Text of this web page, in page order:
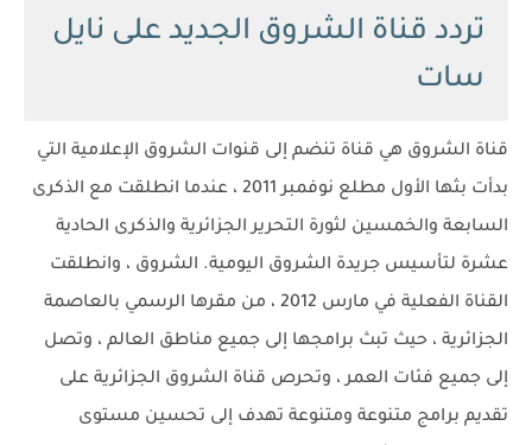
تردد قناة الشروق الجديد على نايل
سات
قناة الشروق هي قناة تنضم إلى قنوات الشروق الإعلامية التي
بدأت بثها الأول مطلع نوفمبر 2011 ، عندما انطلقت مع الذكرى
السابعة والخمسين لثورة التحرير الجزائرية والذكرى الحادية
عشرة لتأسيس جريدة الشروق اليومية. الشروق ، وانطلقت
القناة الفعلية في مارس 2012 ، من مقرها الرسمي بالعاصمة
الجزائرية ، حيث تبث برامجها إلى جميع مناطق العالم ، وتصل
إلى جميع فئات العمر ، وتحرص قناة الشروق الجزائرية على
تقديم برامج متنوعة ومتنوعة تهدف إلى تحسين مستوى